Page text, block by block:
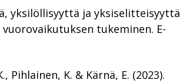
yksilöllisyyttä ja yksiselitteisyyttä
tukeminen. E-
Pihlainen, K. & Kärnä, E. (2023).